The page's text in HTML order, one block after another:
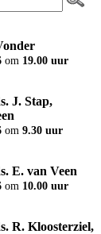
om 19.00 uur
J. Stap,
om 9.30 uur
E. van Veen
om 10.00 uur
R. Kloosterziel,